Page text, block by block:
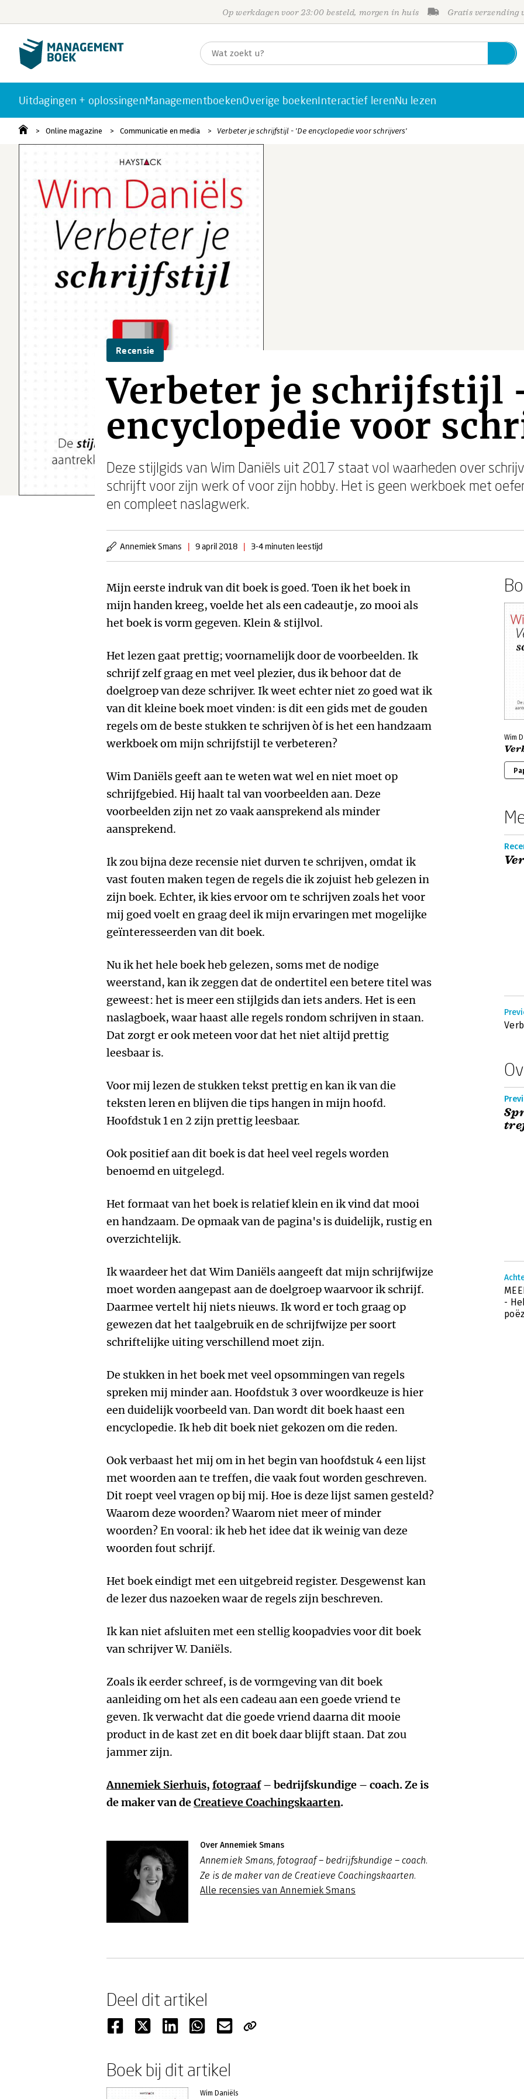
Op werkdagen voor 23:00 besteld, morgen in huis Gratis verzending
Uitdagingen + oplossingenManagementboekenOverige boekenInteractief lerenNu lezen
Online magazine Communicatie en media Verbeter je schrijfstijl - 'De encyclopedie voor schrijvers'
Recensie
Verbeter je schrijfstijl
encyclopedie voor
Deze stijlgids van Wim Daniëls uit 2017 staat vol waarheden over
schrijft voor zijn werk of voor zijn hobby. Het is geen werkboek met
en compleet naslagwerk.
Annemiek Smans | 9 april 2018 | 3-4 minuten leestijd
Mijn eerste indruk van dit boek is goed. Toen ik het boek in
mijn handen kreeg, voelde het als een cadeautje, zo mooi als
het boek is vorm gegeven. Klein & stijlvol.
Het lezen gaat prettig; voornamelijk door de voorbeelden. Ik
schrijf zelf graag en met veel plezier, dus ik behoor dat de
doelgroep van deze schrijver. Ik weet echter niet zo goed wat ik
van dit kleine boek moet vinden: is dit een gids met de gouden
regels om de beste stukken te schrijven òf is het een handzaam
werkboek om mijn schrijfstijl te verbeteren?
Wim Daniëls geeft aan te weten wat wel en niet moet op
schrijfgebied. Hij haalt tal van voorbeelden aan. Deze
voorbeelden zijn net zo vaak aansprekend als minder
aansprekend.
Ik zou bijna deze recensie niet durven te schrijven, omdat ik
vast fouten maken tegen de regels die ik zojuist heb gelezen in
zijn boek. Echter, ik kies ervoor om te schrijven zoals het voor
mij goed voelt en graag deel ik mijn ervaringen met mogelijke
geïnteresseerden van dit boek.
Nu ik het hele boek heb gelezen, soms met de nodige
weerstand, kan ik zeggen dat de ondertitel een betere titel was
geweest: het is meer een stijlgids dan iets anders. Het is een
naslagboek, waar haast alle regels rondom schrijven in staan.
Dat zorgt er ook meteen voor dat het niet altijd prettig
leesbaar is.
Voor mij lezen de stukken tekst prettig en kan ik van die
teksten leren en blijven die tips hangen in mijn hoofd.
Hoofdstuk 1 en 2 zijn prettig leesbaar.
Ook positief aan dit boek is dat heel veel regels worden
benoemd en uitgelegd.
Het formaat van het boek is relatief klein en ik vind dat mooi
en handzaam. De opmaak van de pagina's is duidelijk, rustig en
overzichtelijk.
Ik waardeer het dat Wim Daniëls aangeeft dat mijn schrijfwijze
moet worden aangepast aan de doelgroep waarvoor ik schrijf.
Daarmee vertelt hij niets nieuws. Ik word er toch graag op
gewezen dat het taalgebruik en de schrijfwijze per soort
schriftelijke uiting verschillend moet zijn.
De stukken in het boek met veel opsommingen van regels
spreken mij minder aan. Hoofdstuk 3 over woordkeuze is hier
een duidelijk voorbeeld van. Dan wordt dit boek haast een
encyclopedie. Ik heb dit boek niet gekozen om die reden.
Ook verbaast het mij om in het begin van hoofdstuk 4 een lijst
met woorden aan te treffen, die vaak fout worden geschreven.
Dit roept veel vragen op bij mij. Hoe is deze lijst samen gesteld?
Waarom deze woorden? Waarom niet meer of minder
woorden? En vooral: ik heb het idee dat ik weinig van deze
woorden fout schrijf.
Het boek eindigt met een uitgebreid register. Desgewenst kan
de lezer dus nazoeken waar de regels zijn beschreven.
Ik kan niet afsluiten met een stellig koopadvies voor dit boek
van schrijver W. Daniëls.
Zoals ik eerder schreef, is de vormgeving van dit boek
aanleiding om het als een cadeau aan een goede vriend te
geven. Ik verwacht dat die goede vriend daarna dit mooie
product in de kast zet en dit boek daar blijft staan. Dat zou
jammer zijn.
Annemiek Sierhuis, fotograaf– bedrijfskundige – coach. Ze is
de maker van deCreatieve Coachingskaarten.
Over Annemiek Smans
Annemiek Smans, fotograaf – bedrijfskundige – coach.
Ze is de maker van de Creatieve Coachingskaarten.
Alle recensies van Annemiek Smans
Wim
-
Deel dit artikel
Boek bij dit artikel
Wim Daniëls